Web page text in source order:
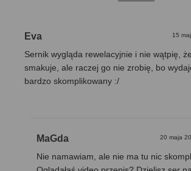
Eva 15
Sernik wygląda rewelacyjnie i nie wątpię,
smakuje, ale raczej go nie zrobię, bo
bardzo skomplikowany :/
MaGda 20 maja
Nie namawiam, ale nie ma tu nic